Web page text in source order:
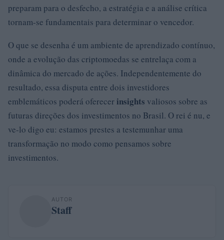
preparam para o desfecho, a estratégia e a análise crítica
tornam-se fundamentais para determinar o vencedor.
O que se desenha é um ambiente de aprendizado contínuo,
onde a evolução das criptomoedas se entrelaça com a
dinâmica do mercado de ações. Independentemente do
resultado, essa disputa entre dois investidores
emblemáticos poderá oferecerinsights valiosos sobre as
futuras direções dos investimentos no Brasil. O rei é nu, e
ve-lo digo eu: estamos prestes a testemunhar uma
transformação no modo como pensamos sobre
investimentos.
AUTOR
Staff